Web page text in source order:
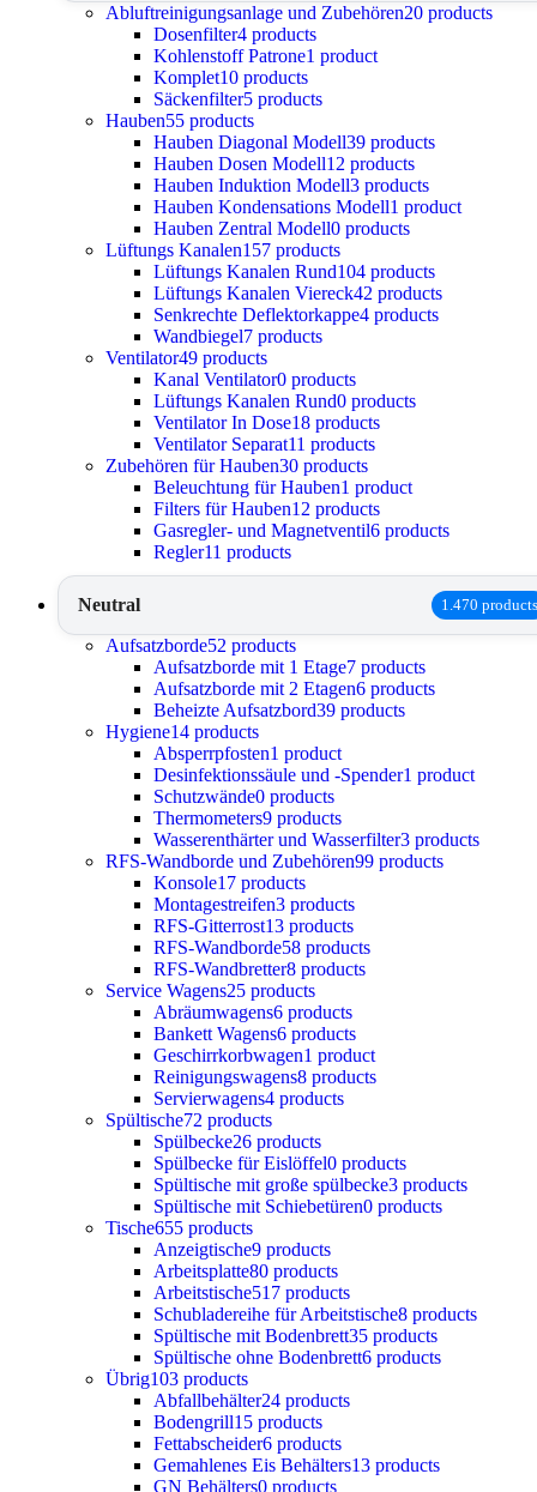
Abluftreinigungsanlage und Zubehören20 products
Dosenfilter4 products
Kohlenstoff Patrone1 product
Komplet10 products
Säckenfilter5 products
Hauben55 products
Hauben Diagonal Modell39 products
Hauben Dosen Modell12 products
Hauben Induktion Modell3 products
Hauben Kondensations Modell1 product
Hauben Zentral Modell0 products
Lüftungs Kanalen157 products
Lüftungs Kanalen Rund104 products
Lüftungs Kanalen Viereck42 products
Senkrechte Deflektorkappe4 products
Wandbiegel7 products
Ventilator49 products
Kanal Ventilator0 products
Lüftungs Kanalen Rund0 products
Ventilator In Dose18 products
Ventilator Separat11 products
Zubehören für Hauben30 products
Beleuchtung für Hauben1 product
Filters für Hauben12 products
Gasregler- und Magnetventil6 products
Regler11 products
Neutral 1.470 products
Aufsatzborde52 products
Aufsatzborde mit 1 Etage7 products
Aufsatzborde mit 2 Etagen6 products
Beheizte Aufsatzbord39 products
Hygiene14 products
Absperrpfosten1 product
Desinfektionssäule und -Spender1 product
Schutzwände0 products
Thermometers9 products
Wasserenthärter und Wasserfilter3 products
RFS-Wandborde und Zubehören99 products
Konsole17 products
Montagestreifen3 products
RFS-Gitterrost13 products
RFS-Wandborde58 products
RFS-Wandbretter8 products
Service Wagens25 products
Abräumwagens6 products
Bankett Wagens6 products
Geschirrkorbwagen1 product
Reinigungswagens8 products
Servierwagens4 products
Spültische72 products
Spülbecke26 products
Spülbecke für Eislöffel0 products
Spültische mit große spülbecke3 products
Spültische mit Schiebetüren0 products
Tische655 products
Anzeigtische9 products
Arbeitsplatte80 products
Arbeitstische517 products
Schubladereihe für Arbeitstische8 products
Spültische mit Bodenbrett35 products
Spültische ohne Bodenbrett6 products
Übrig103 products
Abfallbehälter24 products
Bodengrill15 products
Fettabscheider6 products
Gemahlenes Eis Behälters13 products
GN Behälters0 products